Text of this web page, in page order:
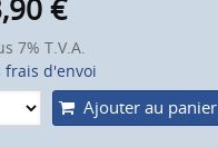
€
7% T.V.A.
frais d'envoi
Ajouter au panier